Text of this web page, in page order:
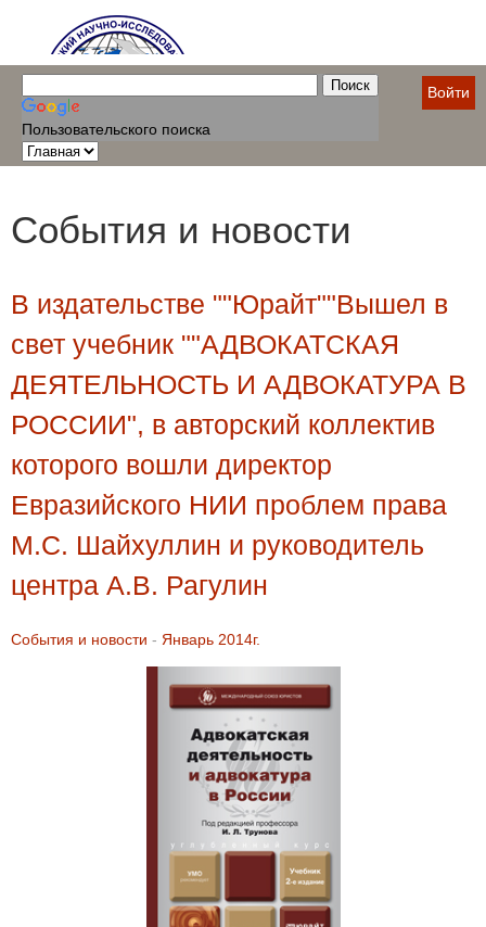
Пользовательского поиска
Войти
События и новости
В издательстве ""Юрайт""Вышел в
свет учебник ""АДВОКАТСКАЯ
ДЕЯТЕЛЬНОСТЬ И АДВОКАТУРА В
РОССИИ", в авторский коллектив
которого вошли директор
Евразийского НИИ проблем права
М.С. Шайхуллин и руководитель
центра А.В. Рагулин
События и новости - Январь 2014г.